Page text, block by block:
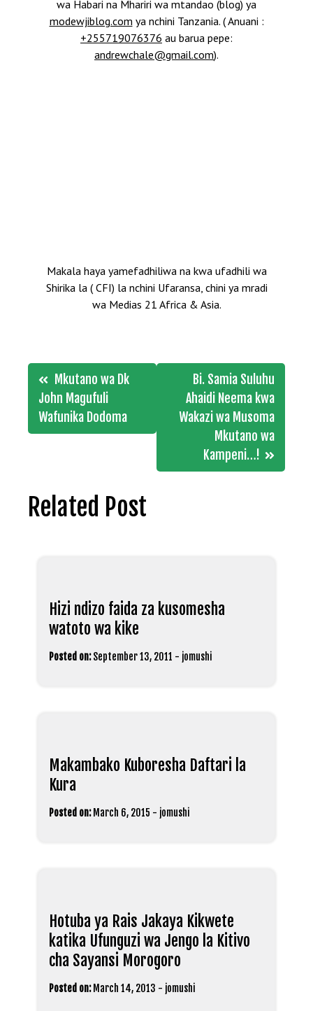
wa Habari na Mhariri wa mtandao (blog) ya
modewjiblog.com ya nchini Tanzania. ( Anuani :
+255719076376 au barua pepe:
andrewchale@gmail.com).
Makala haya yamefadhiliwa na kwa ufadhili wa
Shirika la ( CFI) la nchini Ufaransa, chini ya mradi
wa Medias 21 Africa & Asia.
Post
navigation
Mkutano wa Dk
John Magufuli
Wafunika Dodoma
Bi. Samia Suluhu
Ahaidi Neema kwa
Wakazi wa Musoma
Mkutano wa
Kampeni…!
Related Post
Hizi ndizo faida za kusomesha
watoto wa kike
Posted on: September 13, 2011 - jomushi
Makambako Kuboresha Daftari la
Kura
Posted on: March 6, 2015 - jomushi
Hotuba ya Rais Jakaya Kikwete
katika Ufunguzi wa Jengo la Kitivo
cha Sayansi Morogoro
Posted on: March 14, 2013 - jomushi